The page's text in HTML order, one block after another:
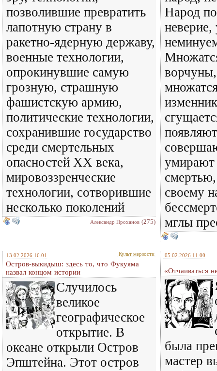
позволившие превратить
лапотную страну в
ракетно-ядерную державу,
военные технологии,
опрокинувшие самую
грозную, страшную
фашистскую армию,
политические технологии,
сохранившие государство
среди смертельных
опасностей XX века,
мировоззренческие
технологии, сотворившие
несколько поколений
Александр Проханов (275)
Народ
умирают
своему
мглы
13.02.2026 16:01 Культ мерзости
Остров-выкидыш: здесь то, что Фукуяма
назвал концом истории
Случилось
великое
географическое
открытие. В
океане открыли Остров
Эпштейна. Этот остров
05.02.2026 11:00
«Отчаиваться
была
мастер